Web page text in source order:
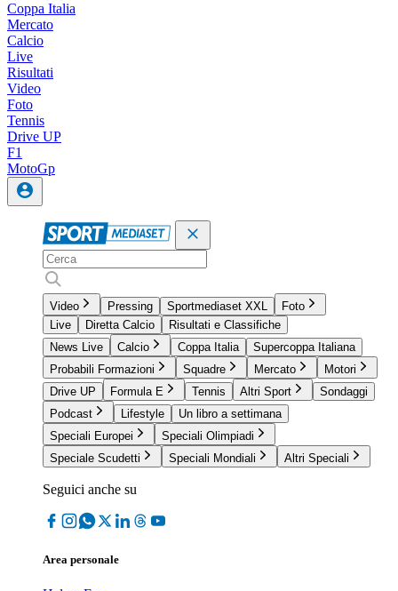
Coppa Italia
Mercato
Calcio
Live
Risultati
Video
Foto
Tennis
Drive UP
F1
MotoGp
Video Pressing Sportmediaset XXL
Foto
Live
Diretta Calcio
Risultati e Classifiche
News Live
Calcio Coppa Italia
Supercoppa Italiana
Probabili Formazioni
Squadre Mercato
Motori
Drive UP
Formula E Tennis Altri Sport
Sondaggi
Podcast
Lifestyle
Un libro a settimana
Speciali Europei
Speciali Olimpiadi
Speciale Scudetti
Speciali Mondiali Altri Speciali
Seguici anche su
Area personale